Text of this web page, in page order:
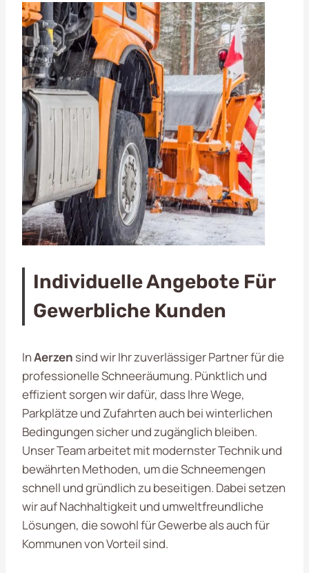
Individuelle Angebote Für
Gewerbliche Kunden
InAerzen sind wir Ihr zuverlässiger Partner für die
professionelle Schneeräumung. Pünktlich und
effizient sorgen wir dafür, dass Ihre Wege,
Parkplätze und Zufahrten auch bei winterlichen
Bedingungen sicher und zugänglich bleiben.
Unser Team arbeitet mit modernster Technik und
bewährten Methoden, um die Schneemengen
schnell und gründlich zu beseitigen. Dabei setzen
wir auf Nachhaltigkeit und umweltfreundliche
Lösungen, die sowohl für Gewerbe als auch für
Kommunen von Vorteil sind.